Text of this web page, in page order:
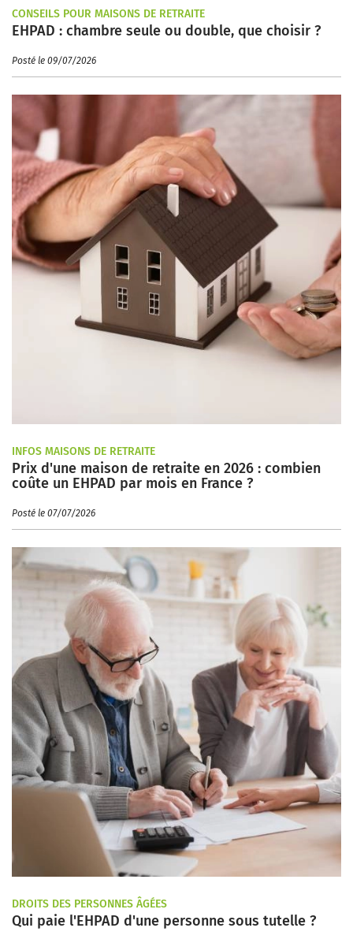
CONSEILS POUR MAISONS DE RETRAITE
EHPAD : chambre seule ou double, que choisir ?
Posté le 09/07/2026
INFOS MAISONS DE RETRAITE
Prix d'une maison de retraite en 2026 : combien
coûte un EHPAD par mois en France ?
Posté le 07/07/2026
DROITS DES PERSONNES ÂGÉES
Qui paie l'EHPAD d'une personne sous tutelle ?